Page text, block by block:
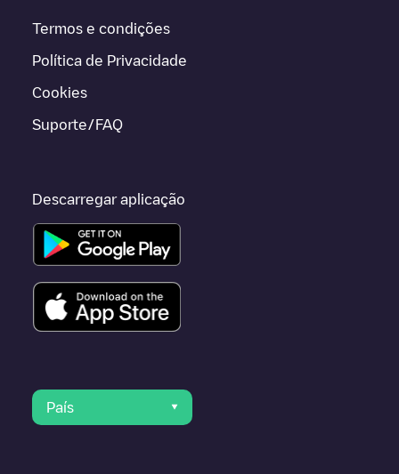
Termos e condições
Política de Privacidade
Cookies
Suporte/FAQ
Descarregar aplicação
País